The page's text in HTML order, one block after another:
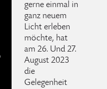
gerne einmal in
ganz neuem
Licht erleben
möchte, hat
am 26. Und 27.
August 2023
die
Gelegenheit